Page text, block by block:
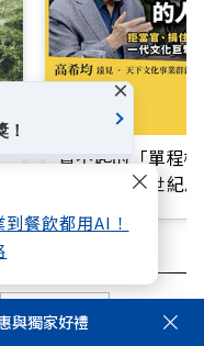
餐飲都用AI！
買不起的「單程
響台灣近半世紀
超高齡社會
與獨家好禮
×